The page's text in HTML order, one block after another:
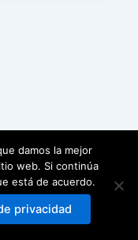
aTema Astra para
damos la mejor
web. Si continúa
está de acuerdo.
privacidad